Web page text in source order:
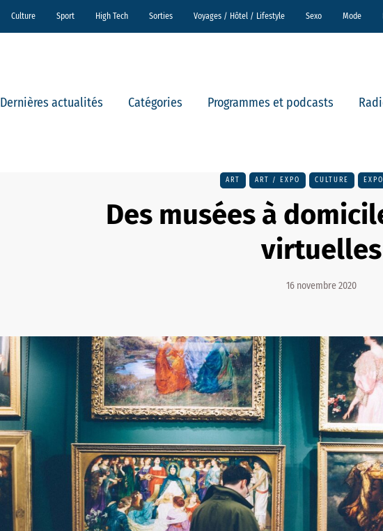
Culture Sport High Tech Sorties Voyages / Hôtel / Lifestyle Sexo Mode
Dernières actualités Catégories Programmes et podcasts
ART ART / EXPO CULTURE
Des musées à
virtuelles
16 novembre 2020